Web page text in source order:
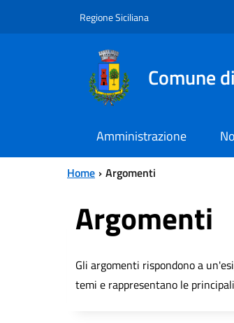
Regione Siciliana
Comune
Amministrazione
Home Argomenti
Argomenti
Gli argomenti rispondono a
temi e rappresentano le